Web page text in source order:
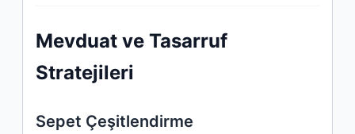
Mevduat ve Tasarruf
Stratejileri
Sepet Çeşitlendirme